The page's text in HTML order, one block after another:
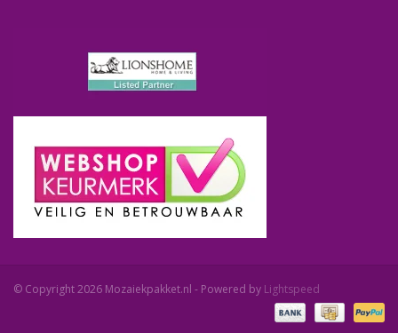
© Copyright 2026 Mozaiekpakket.nl - Powered by Lightspeed